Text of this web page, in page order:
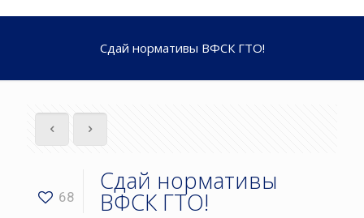
Сдай нормативы ВФСК ГТО!
68
Сдай нормативы
ВФСК ГТО!